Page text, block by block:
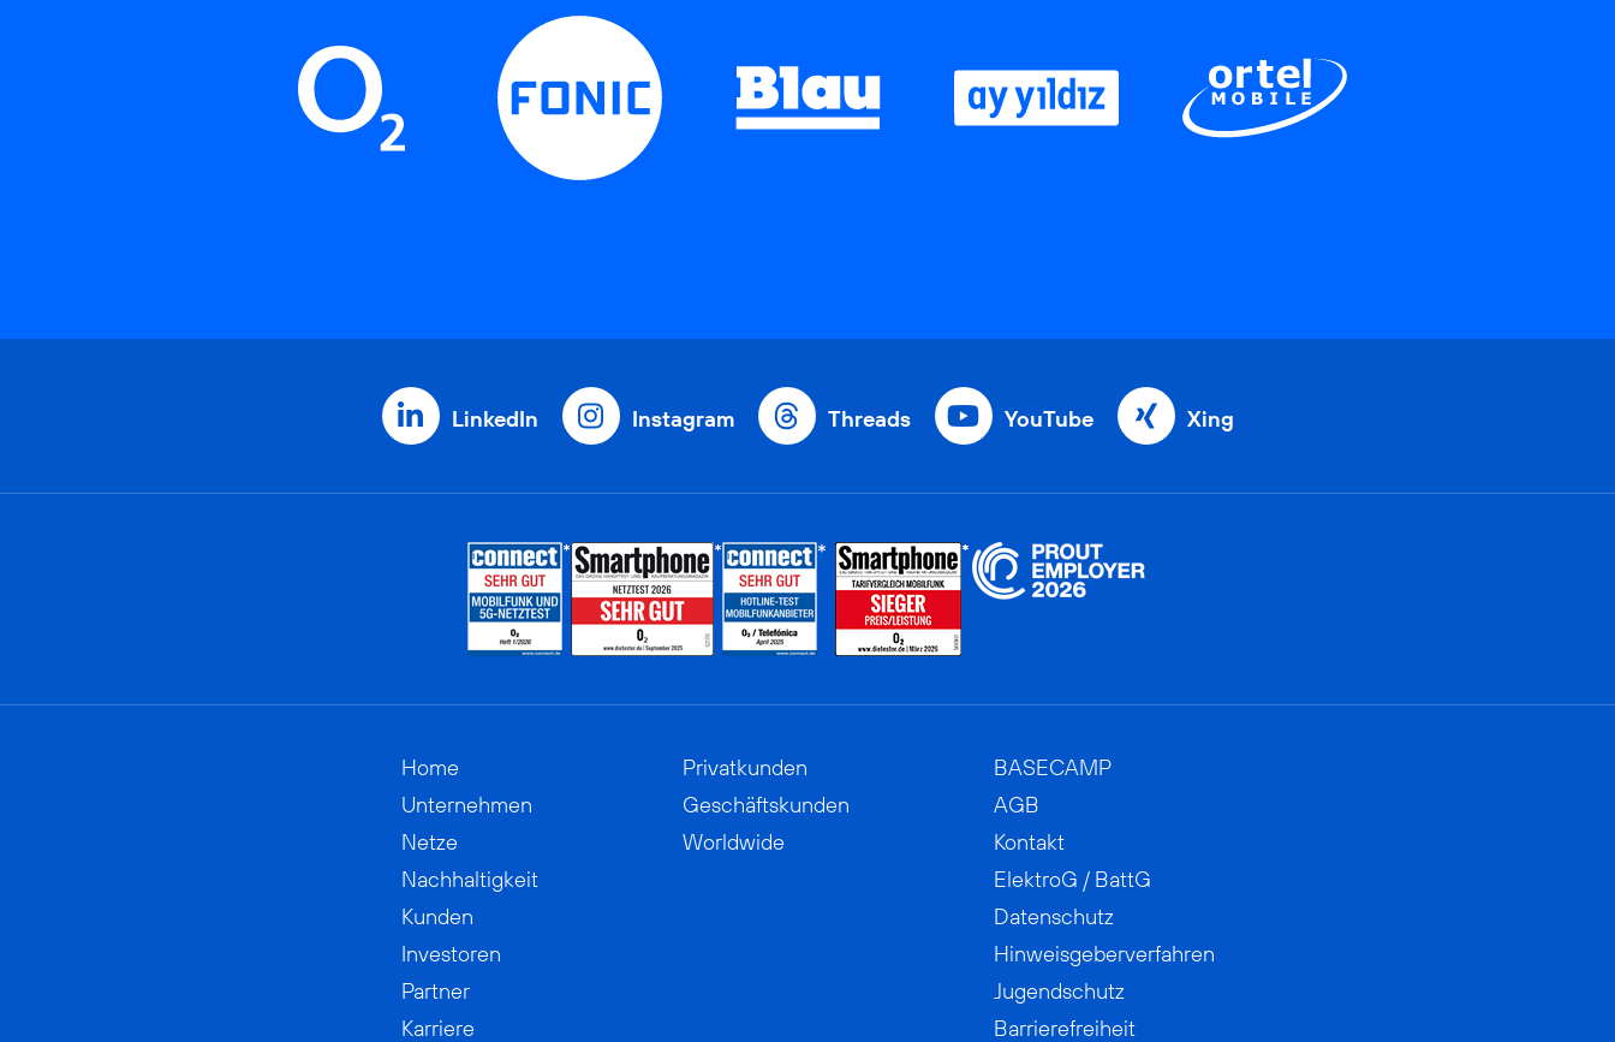
LinkedIn Instagram Threads YouTube Xing
Home
Unternehmen
Netze
Nachhaltigkeit
Kunden
Investoren
Partner
Karriere
Privatkunden
Geschäftskunden
Worldwide
BASECAMP
AGB
Kontakt
ElektroG / BattG
Datenschutz
Hinweisgeberverfahren
Jugendschutz
Barrierefreiheit